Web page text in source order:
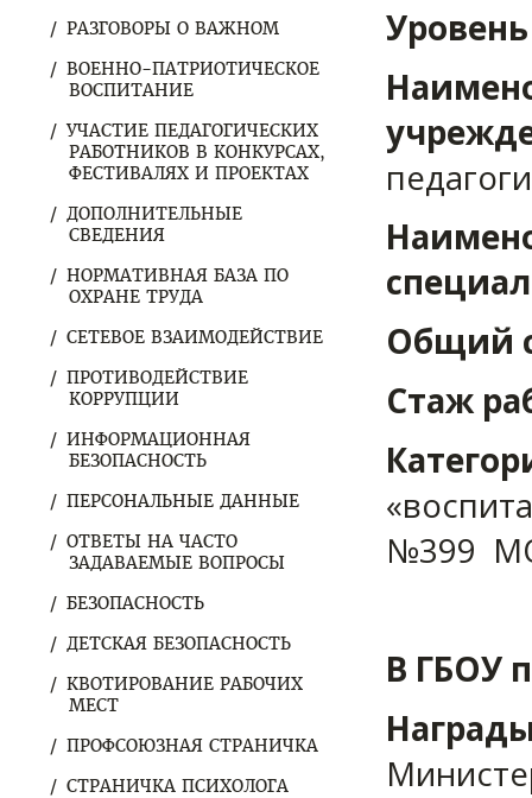
РАЗГОВОРЫ О ВАЖНОМ
ВОЕННО-ПАТРИОТИЧЕСКОЕ
ВОСПИТАНИЕ
УЧАСТИЕ ПЕДАГОГИЧЕСКИХ
РАБОТНИКОВ В КОНКУРСАХ,
ФЕСТИВАЛЯХ И ПРОЕКТАХ
ДОПОЛНИТЕЛЬНЫЕ
СВЕДЕНИЯ
НОРМАТИВНАЯ БАЗА ПО
ОХРАНЕ ТРУДА
СЕТЕВОЕ ВЗАИМОДЕЙСТВИЕ
ПРОТИВОДЕЙСТВИЕ
КОРРУПЦИИ
ИНФОРМАЦИОННАЯ
БЕЗОПАСНОСТЬ
ПЕРСОНАЛЬНЫЕ ДАННЫЕ
ОТВЕТЫ НА ЧАСТО
ЗАДАВАЕМЫЕ ВОПРОСЫ
БЕЗОПАСНОСТЬ
ДЕТСКАЯ БЕЗОПАСНОСТЬ
КВОТИРОВАНИЕ РАБОЧИХ
МЕСТ
ПРОФСОЮЗНАЯ СТРАНИЧКА
СТРАНИЧКА ПСИХОЛОГА
Общий
Стаж
№399
В ГБОУ